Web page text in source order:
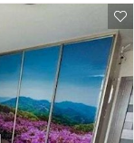
двері,
заселений. Своя
У комплексі
на південний схід
ви
життям.